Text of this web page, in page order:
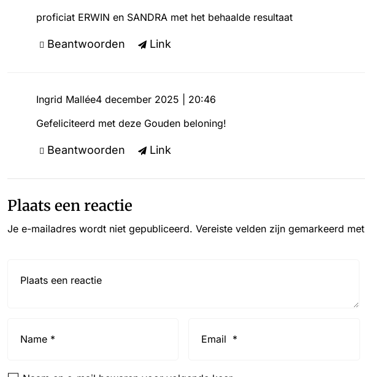
proficiat ERWIN en SANDRA met het behaalde resultaat
Beantwoorden Link
Ingrid Mallée4 december 2025 | 20:46
Gefeliciteerd met deze Gouden beloning!
Beantwoorden Link
Plaats een reactie
Je e-mailadres wordt niet gepubliceerd. Vereiste velden zijn gemarkeerd met